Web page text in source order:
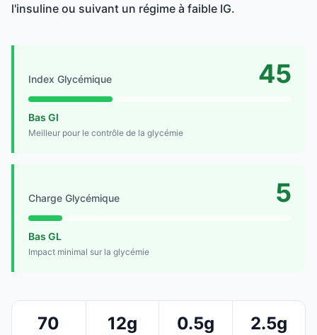
l'insuline ou suivant un régime à faible IG.
Index Glycémique 45
Bas GI
Meilleur pour le contrôle de la glycémie
Charge Glycémique 5
Bas GL
Impact minimal sur la glycémie
70 12g 0.5g 2.5g